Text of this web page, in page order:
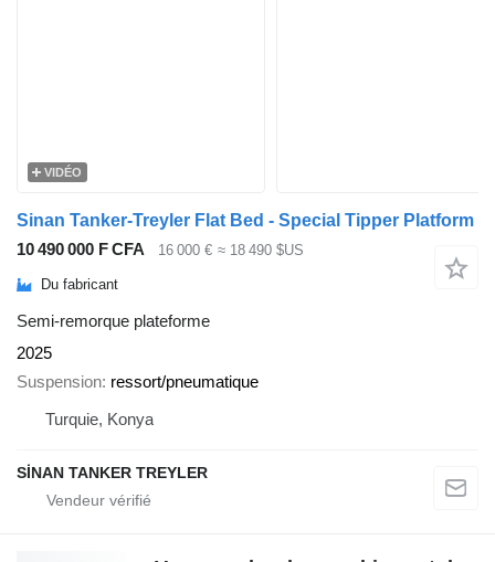
VIDÉO
Sinan Tanker-Treyler Flat Bed - Special Tipper Platform
10 490 000 F CFA
16 000 € ≈ 18 490 $US
Du fabricant
Semi-remorque plateforme
2025
Suspension ressort/pneumatique
Turquie, Konya
SİNAN TANKER TREYLER